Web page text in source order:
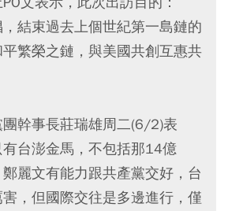
，結束過去上個世紀第一島鏈的
繁榮之鏈，與美國共創互惠共
幹事長莊瑞雄周二(6/2)表
台澎金馬，不包括那14億
麗文有能力跟共產黨交好，台
，但國際交往是多邊進行，僅